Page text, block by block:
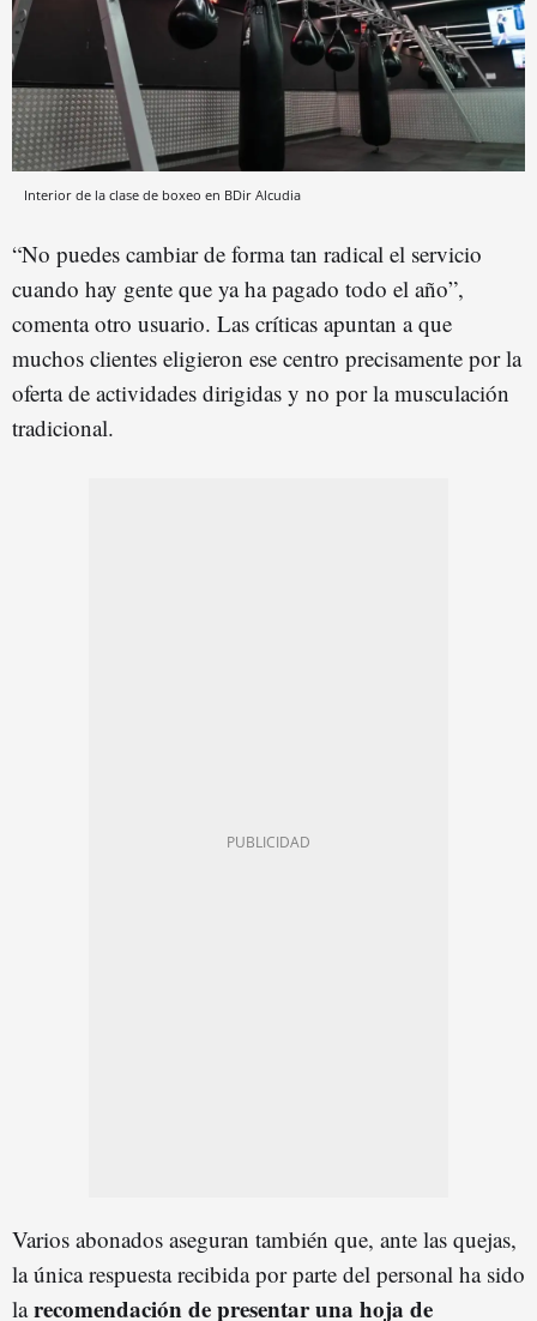
Interior de la clase de boxeo en BDir Alcudia
“No puedes cambiar de forma tan radical el servicio
cuando hay gente que ya ha pagado todo el año”,
comenta otro usuario. Las críticas apuntan a que
muchos clientes eligieron ese centro precisamente por la
oferta de actividades dirigidas y no por la musculación
tradicional.
Varios abonados aseguran también que, ante las quejas,
la única respuesta recibida por parte del personal ha sido
larecomendación de presentar una hoja de